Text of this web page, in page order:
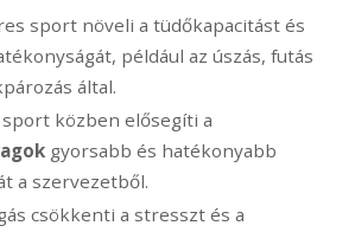
sport növeli a tüdőkapacitást és
például az úszás, futás
által.
sport közben elősegíti a
gyorsabb és hatékonyabb
a szervezetből.
csökkenti a stresszt és a